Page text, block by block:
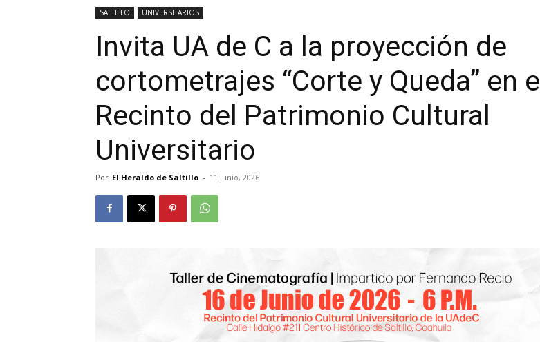
SALTILLO UNIVERSITARIOS
Invita UA de C a la proyección de
cortometrajes “Corte y Queda” en el
Recinto del Patrimonio Cultural
Universitario
Por El Heraldo de Saltillo - 11 junio, 2026